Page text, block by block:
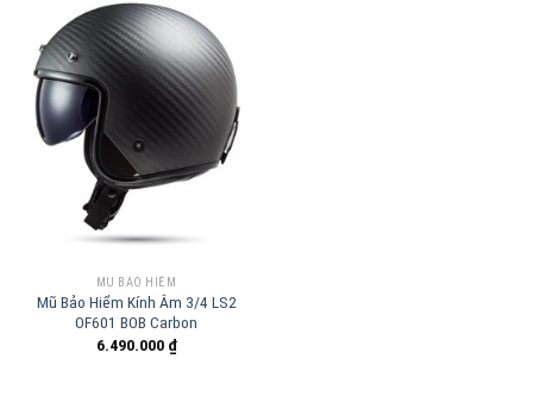
MŨ BẢO HIỂM
Mũ Bảo Hiểm Kính Âm 3/4 LS2
OF601 BOB Carbon
6.490.000 ₫